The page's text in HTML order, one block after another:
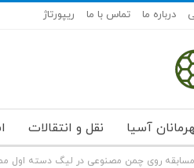
درباره ما تماس با ما ریپورتاژ
آسیا نقل و انتقالات
مسابقه روی چمن مصنوعی در لیگ دسته اول